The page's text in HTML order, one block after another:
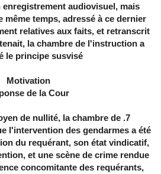
audiovisuel, mais
même temps, adressé à ce dernier
relatives aux faits, et retranscrit
la chambre de l'instruction a
le principe susvisé. »
Motivation
de la Cour
de nullité, la chambre de
l'intervention des gendarmes a été
du requérant, son état vindicatif,
et une scène de crime rendue
concomitante des requérants,